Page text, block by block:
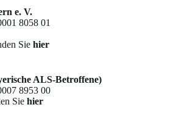
e. V.
8058 01
Sie hier
ALS-Betroffene)
8953 00
Sie hier